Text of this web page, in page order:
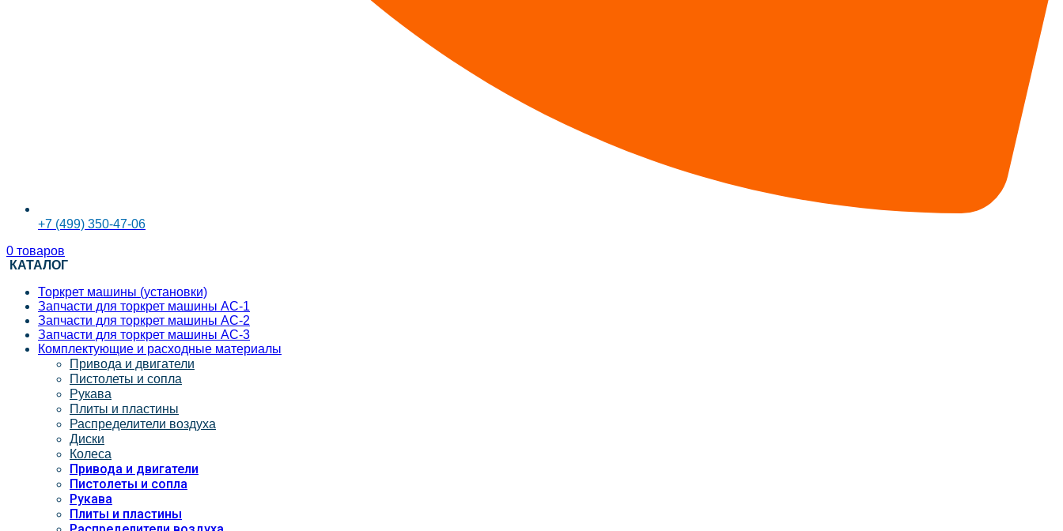
+7 (499) 350-47-06
0 товаров
КАТАЛОГ
Торкрет машины (установки)
Запчасти для торкрет машины АС-1
Запчасти для торкрет машины АС-2
Запчасти для торкрет машины АС-3
Комплектующие и расходные материалы
Привода и двигатели
Пистолеты и сопла
Рукава
Плиты и пластины
Распределители воздуха
Диски
Колеса
Привода и двигатели
Пистолеты и сопла
Рукава
Плиты и пластины